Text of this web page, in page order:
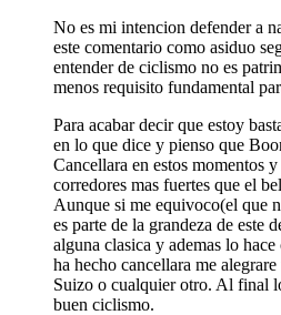
No es mi intencion defender a
este comentario como asiduo
entender de ciclismo no es
menos requisito fundamental
Para acabar decir que estoy
en lo que dice y pienso que
Cancellara en estos momentos
corredores mas fuertes que el
Aunque si me equivoco(el que
es parte de la grandeza de este
alguna clasica y ademas lo
ha hecho cancellara me
Suizo o cualquier otro. Al final
buen ciclismo.